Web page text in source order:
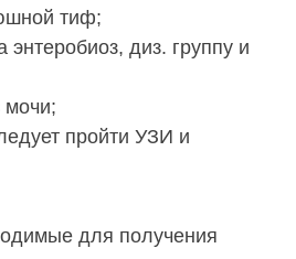
тиф;
энтеробиоз, диз. группу и
пройти УЗИ и
для получения